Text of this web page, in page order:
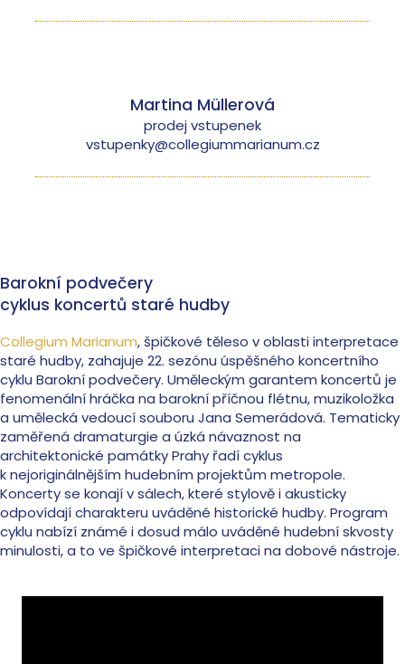
Martina Müllerová
prodej vstupenek
vstupenky@collegiummarianum.cz
Barokní podvečery
cyklus koncertů staré hudby
Collegium Marianum, špičkové těleso v oblasti interpretace
staré hudby, zahajuje 22. sezónu úspěšného koncertního
cyklu Barokní podvečery. Uměleckým garantem koncertů je
fenomenální hráčka na barokní příčnou flétnu, muzikoložka
a umělecká vedoucí souboru Jana Semerádová. Tematicky
zaměřená dramaturgie a úzká návaznost na
architektonické památky Prahy řadí cyklus
k nejoriginálnějším hudebním projektům metropole.
Koncerty se konají v sálech, které stylově i akusticky
odpovídají charakteru uváděné historické hudby. Program
cyklu nabízí známé i dosud málo uváděné hudební skvosty
minulosti, a to ve špičkové interpretaci na dobové nástroje.